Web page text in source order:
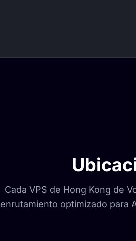
Cada VPS de Hong Kong de
enrutamiento optimizado para